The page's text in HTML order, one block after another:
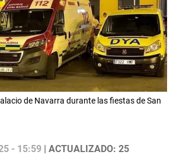
de Navarra durante las fiestas de San
- 15:59 | ACTUALIZADO: 25